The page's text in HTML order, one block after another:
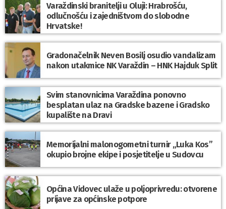
Varaždinski branitelji u Oluji: Hrabrošću,
odlučnošću i zajedništvom do slobodne
Hrvatske!
Gradonačelnik Neven Bosilj osudio vandalizam
nakon utakmice NK Varaždin – HNK Hajduk Split
Svim stanovnicima Varaždina ponovno
besplatan ulaz na Gradske bazene i Gradsko
kupalište na Dravi
Memorijalni malonogometni turnir „Luka Kos”
okupio brojne ekipe i posjetitelje u Sudovcu
Općina Vidovec ulaže u poljoprivredu: otvorene
prijave za općinske potpore